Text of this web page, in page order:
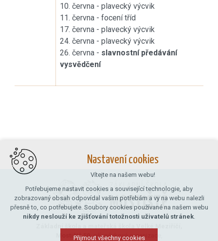
10. června - plavecký výcvik
11. června - focení tříd
17. června - plavecký výcvik
24. června - plavecký výcvik
26. června - slavnostní předávání
vysvědčení
Mostiště 50,příspěvková organizace,
Nastavení cookies
Vítejte na našem webu!
Potřebujeme nastavit cookies a související technologie, aby
zobrazovaný obsah odpovídal vašim potřebám a vy na webu nalezli
přesně to, co potřebujete. Soubory cookies používané na našem webu
nikdy neslouží ke zjišťování totožnosti uživatelů stránek.
Přijmout všechny cookies